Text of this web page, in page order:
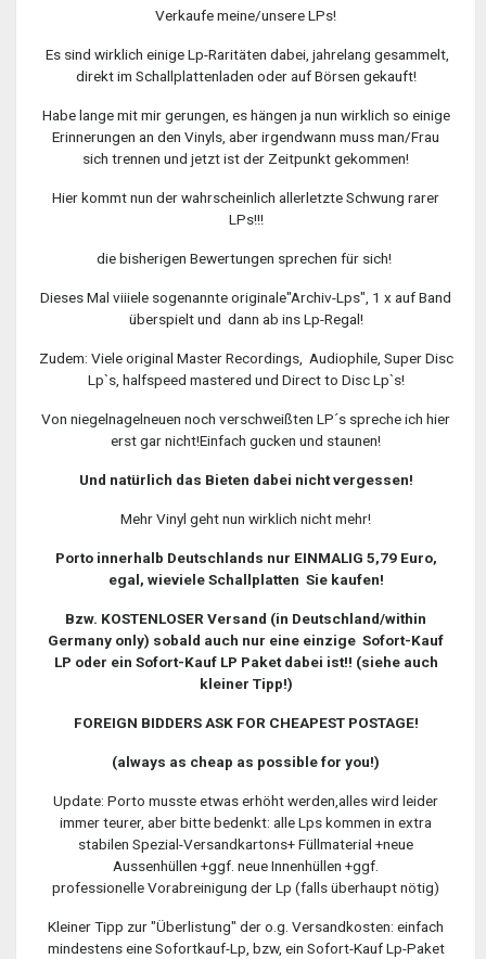
Verkaufe meine/unsere LPs!
Es sind wirklich einige Lp-Raritäten dabei, jahrelang gesammelt,
direkt im Schallplattenladen oder auf Börsen gekauft!
Habe lange mit mir gerungen, es hängen ja nun wirklich so einige
Erinnerungen an den Vinyls, aber irgendwann muss man/Frau
sich trennen und jetzt ist der Zeitpunkt gekommen!
Hier kommt nun der wahrscheinlich allerletzte Schwung rarer
LPs!!!
die bisherigen Bewertungen sprechen für sich!
Dieses Mal viiiele sogenannte originale"Archiv-Lps", 1 x auf Band
überspielt und dann ab ins Lp-Regal!
Zudem: Viele original Master Recordings, Audiophile, Super Disc
Lp`s, halfspeed mastered und Direct to Disc Lp`s!
Von niegelnagelneuen noch verschweißten LP´s spreche ich hier
erst gar nicht!Einfach gucken und staunen!
Und natürlich das Bieten dabei nicht vergessen!
Mehr Vinyl geht nun wirklich nicht mehr!
Porto innerhalb Deutschlands nur EINMALIG 5,79 Euro,
egal, wieviele Schallplatten Sie kaufen!
Bzw. KOSTENLOSER Versand (in Deutschland/within
Germany only) sobald auch nur eine einzige Sofort-Kauf
LP oder ein Sofort-Kauf LP Paket dabei ist!! (siehe auch
kleiner Tipp!)
FOREIGN BIDDERS ASK FOR CHEAPEST POSTAGE!
(always as cheap as possible for you!)
Update: Porto musste etwas erhöht werden,alles wird leider
immer teurer, aber bitte bedenkt: alle Lps kommen in extra
stabilen Spezial-Versandkartons+ Füllmaterial +neue
Aussenhüllen +ggf. neue Innenhüllen +ggf.
professionelle Vorabreinigung der Lp (falls überhaupt nötig)
Kleiner Tipp zur "Überlistung" der o.g. Versandkosten: einfach
mindestens eine Sofortkauf-Lp, bzw, ein Sofort-Kauf Lp-Paket